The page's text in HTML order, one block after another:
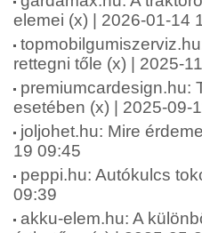
elemei (x) | 2026-01-14
rettegni tőle (x) | 2025-
premiumcardesign.hu:
esetében (x) | 2025-09-
joljohet.hu: Mire
19 09:45
peppi.hu: Autókulcs
09:39
akku-elem.hu: A